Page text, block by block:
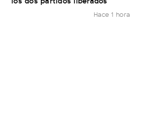
Hace 1 hora